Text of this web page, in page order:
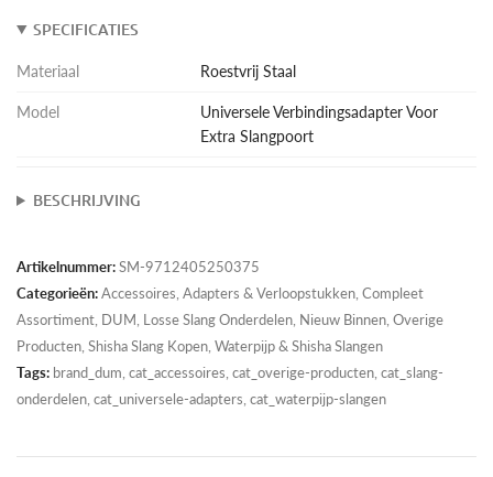
SPECIFICATIES
Materiaal Roestvrij Staal
Model
Universele Verbindingsadapter Voor
Extra Slangpoort
BESCHRIJVING
Artikelnummer:SM-9712405250375
Categorieën:Accessoires Adapters & Verloopstukken Compleet
Assortiment DUM Losse Slang Onderdelen Nieuw Binnen Overige
Producten Shisha Slang Kopen Waterpijp & Shisha Slangen
Tags: brand_dum, cat_accessoires, cat_overige-producten, cat_slang-
onderdelen, cat_universele-adapters, cat_waterpijp-slangen